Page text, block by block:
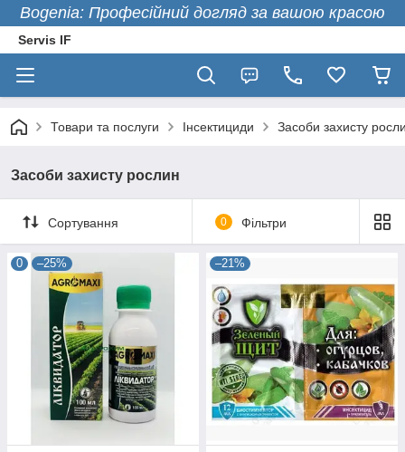
Bogenia: Професійний догляд за вашою красою
Servis IF
Товари та послуги Інсектициди Засоби захисту
Засоби захисту рослин
Сортування 0 Фільтри
0 –25% –21%